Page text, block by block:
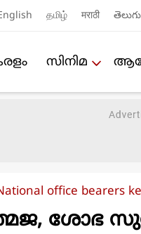
தமிழ் मराठी తెలుగు
സിനിമ
office bearers
ശോഭ